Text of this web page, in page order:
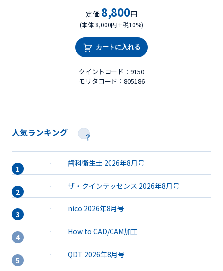
定価 8,800円
(本体 8,000円＋税10%)
カートに入れる
クイントコード：9150
モリタコード：805186
人気ランキング
歯科衛生士 2026年8月号
ザ・クインテッセンス 2026年8月号
nico 2026年8月号
How to CAD/CAM加工
QDT 2026年8月号